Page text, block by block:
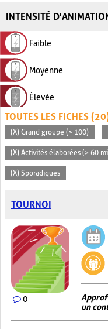
INTENSITÉ
Faible
Moyenne
Élevée
TOUTES LES FICHES
(X) Grand groupe (> 100)
(X) Activités élaborées (> 60
(X) Sporadiques
TOURNOI
0
un